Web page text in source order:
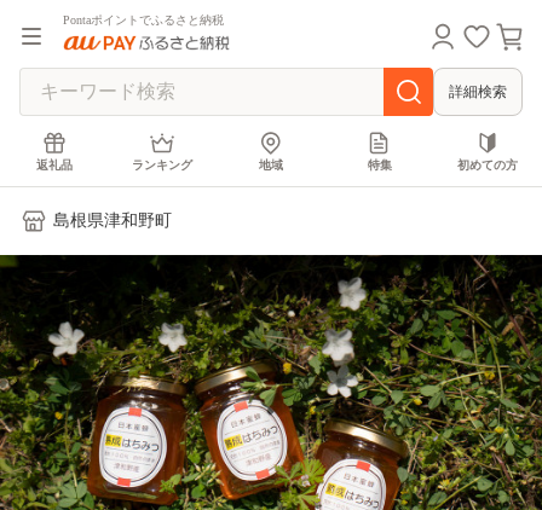
Pontaポイントでふるさと納税
詳細検索
返礼品 ランキング 地域 特集 初めての方
島根県津和野町